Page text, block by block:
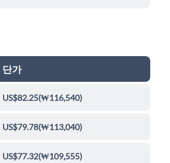
단가
US$82.25(₩116,540)
US$79.78(₩113,040)
US$77.32(₩109,555)